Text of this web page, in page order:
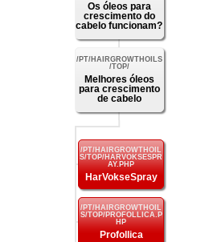
Os óleos para
crescimento do
cabelo funcionam?
Melhores óleos
para crescimento
de cabelo
HarVokseSpray
Profollica